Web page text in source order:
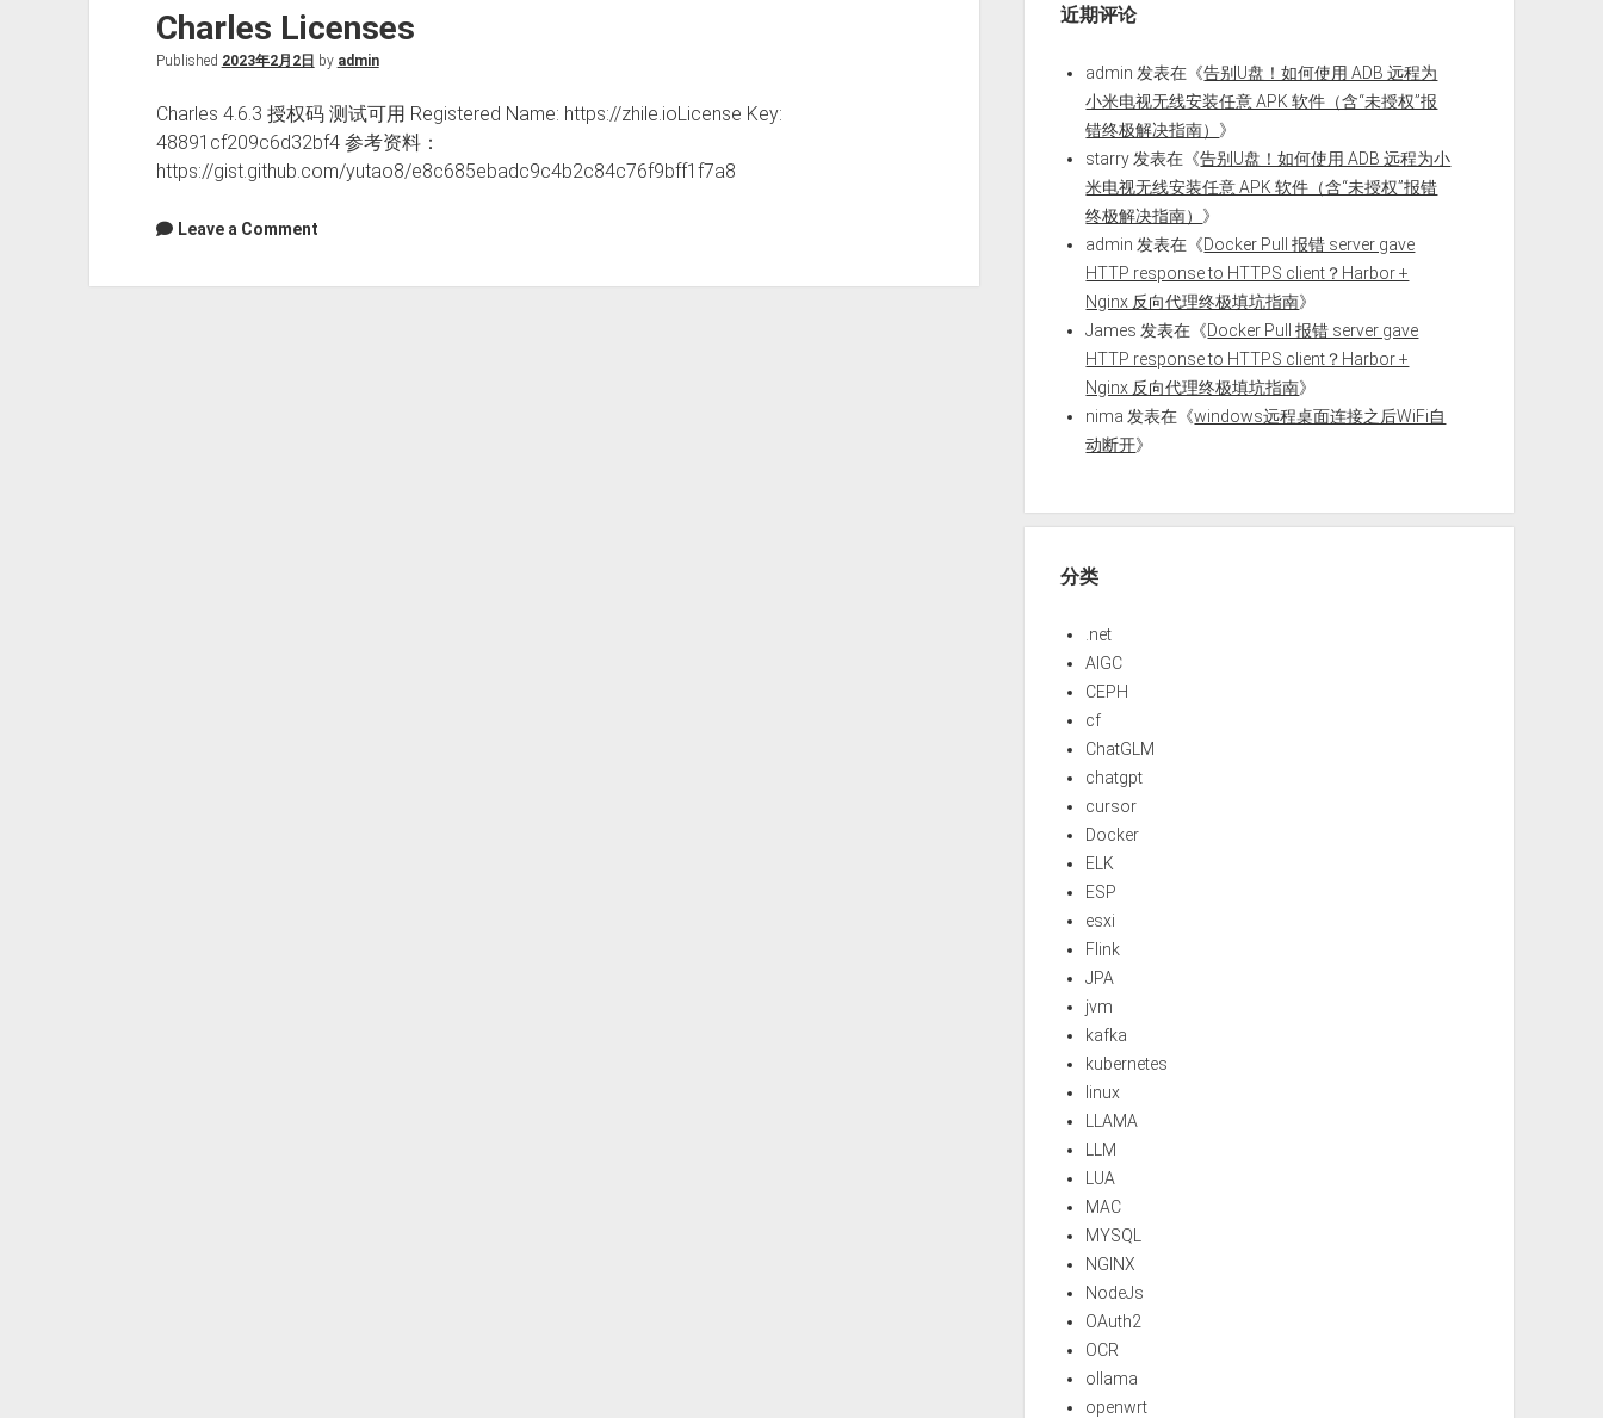
Charles Licenses
Published 2023年2月2日 by admin
Charles 4.6.3 授权码 测试可用 Registered Name: https://zhile.ioLicense Key:
48891cf209c6d32bf4 参考资料：
https://gist.github.com/yutao8/e8c685ebadc9c4b2c84c76f9bff1f7a8
Leave a Comment
近期评论
admin 发表在《告别U盘！如何使用 ADB 远程为
小米电视无线安装任意 APK 软件（含“未授权”报
错终极解决指南） 》
starry 发表在《告别U盘！如何使用 ADB 远程为小
米电视无线安装任意 APK 软件（含“未授权”报错
终极解决指南） 》
admin 发表在《Docker Pull 报错 server gave
HTTP response to HTTPS client？Harbor +
Nginx 反向代理终极填坑指南》
James 发表在《Docker Pull 报错 server gave
HTTP response to HTTPS client？Harbor +
Nginx 反向代理终极填坑指南》
nima 发表在《windows远程桌面连接之后WiFi自
动断开》
分类
.net
AIGC
CEPH
cf
ChatGLM
chatgpt
cursor
Docker
ELK
ESP
esxi
Flink
JPA
jvm
kafka
kubernetes
linux
LLAMA
LLM
LUA
MAC
MYSQL
NGINX
NodeJs
OAuth2
OCR
ollama
openwrt